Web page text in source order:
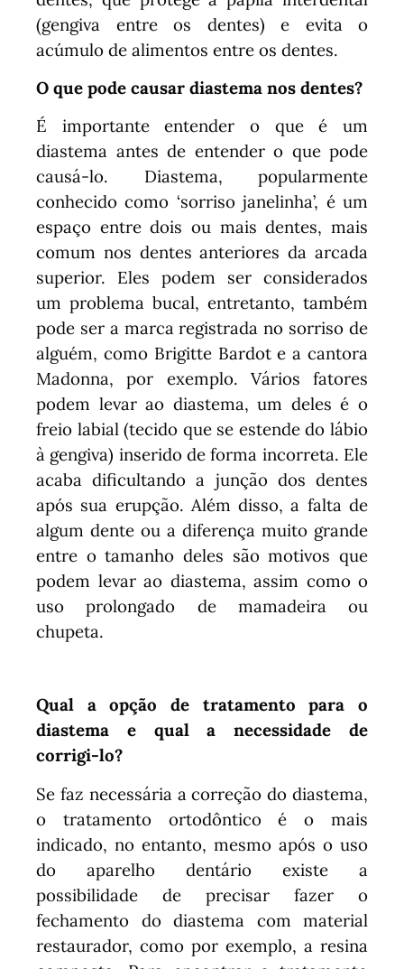
(gengiva entre os dentes) e evita o
acúmulo de alimentos entre os dentes.
O que pode causar diastema nos dentes?
É importante entender o que é um
diastema antes de entender o que pode
causá-lo. Diastema, popularmente
conhecido como ‘sorriso janelinha’, é um
espaço entre dois ou mais dentes, mais
comum nos dentes anteriores da arcada
superior. Eles podem ser considerados
um problema bucal, entretanto, também
pode ser a marca registrada no sorriso de
alguém, como Brigitte Bardot e a cantora
Madonna, por exemplo. Vários fatores
podem levar ao diastema, um deles é o
freio labial (tecido que se estende do lábio
à gengiva) inserido de forma incorreta. Ele
acaba dificultando a junção dos dentes
após sua erupção. Além disso, a falta de
algum dente ou a diferença muito grande
entre o tamanho deles são motivos que
podem levar ao diastema, assim como o
uso prolongado de mamadeira ou
chupeta.
Qual a opção de tratamento para o
diastema e qual a necessidade de
corrigi-lo?
Se faz necessária a correção do diastema,
o tratamento ortodôntico é o mais
indicado, no entanto, mesmo após o uso
do aparelho dentário existe a
possibilidade de precisar fazer o
fechamento do diastema com material
restaurador, como por exemplo, a resina